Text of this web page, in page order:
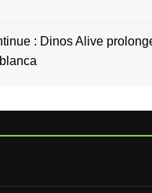
: Dinos Alive